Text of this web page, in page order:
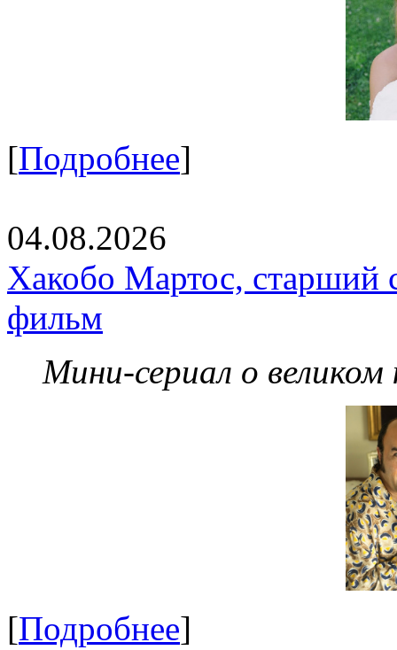
[Подробнее]
04.08.2026
Хакобо Мартос, старший
фильм
Мини-сериал о великом
[Подробнее]